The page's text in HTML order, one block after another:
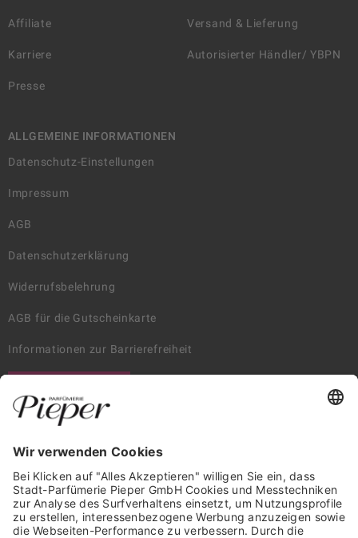
Affiliate
Karriere
Presse
Versand & Lieferung
Autorisierter Händler/ YBPN
ALLGEMEINE INFORMATIONEN
Datenschutz-Einstellungen
Impressum
AGB
Datenschutzerklärung
Widerrufsbelehrung
AGB für die Gutscheinkarte
Informationen zur Barrierefreiheit